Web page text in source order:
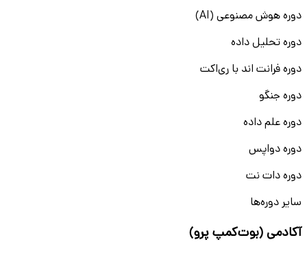
دوره هوش مصنوعی (AI)
دوره تحلیل داده
دوره فرانت اند با ری‌اکت
دوره جنگو
دوره علم داده
دوره دواپس
دوره دات نت
سایر دوره‌ها
آکادمی (بوت‌کمپ پرو)